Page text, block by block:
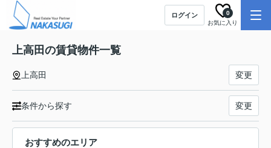
ログイン
お気に入り
0
上高田の賃貸物件一覧
上高田 変更
条件から探す 変更
おすすめのエリア